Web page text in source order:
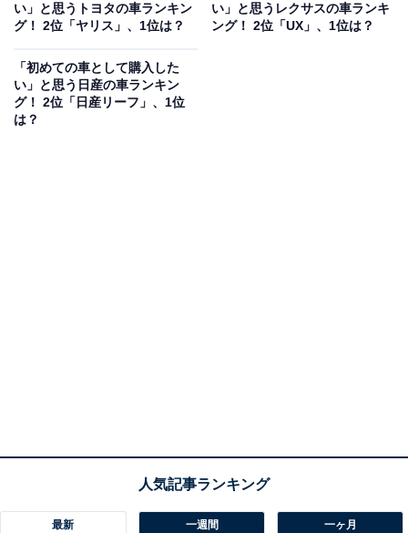
い」と思うトヨタの車ランキン
グ！ 2位「ヤリス」、1位は？
い」と思うレクサスの車ランキ
ング！ 2位「UX」、1位は？
「初めての車として購入した
い」と思う日産の車ランキン
グ！ 2位「日産リーフ」、1位
は？
最新 一週間 一ヶ月